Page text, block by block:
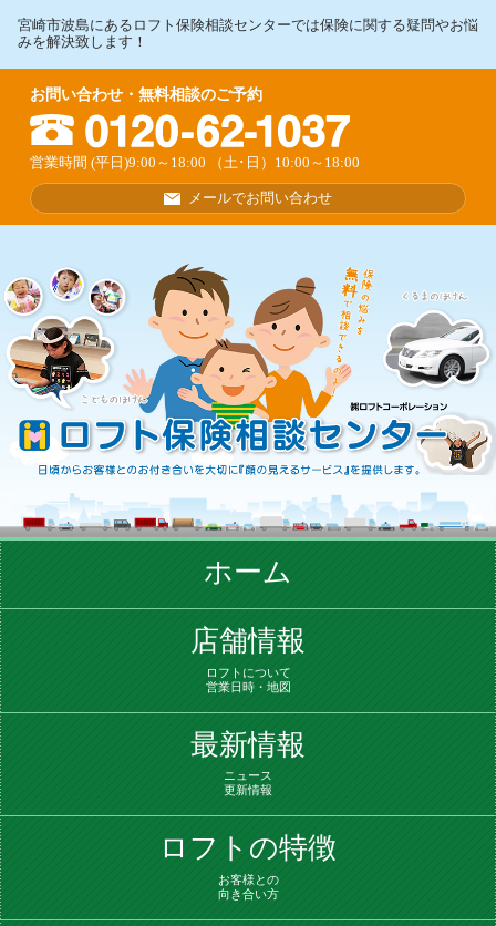
宮崎市波島にあるロフト保険相談センターでは保険に関する疑問やお悩
みを解決致します！
お問い合わせ・無料相談のご予約
営業時間 (平日)9:00～18:00 （土･日）10:00～18:00
メールでお問い合わせ
ホーム
店舗情報
ロフトについて
営業日時・地図
最新情報
ニュース
更新情報
ロフトの特徴
お客様との
向き合い方